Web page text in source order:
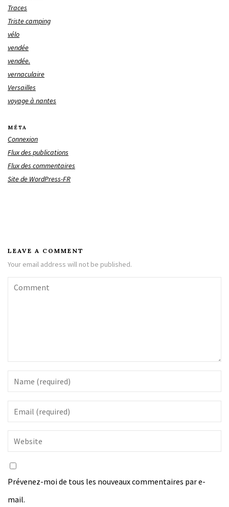
Traces
Triste camping
vélo
vendée
vendée.
vernaculaire
Versailles
voyage à nantes
MÉTA
Connexion
Flux des publications
Flux des commentaires
Site de WordPress-FR
LEAVE A COMMENT
Your email address will not be published.
Prévenez-moi de tous les nouveaux commentaires par e-
mail.